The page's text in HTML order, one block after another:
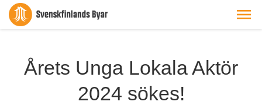
Årets Unga Lokala Aktör
2024 sökes!